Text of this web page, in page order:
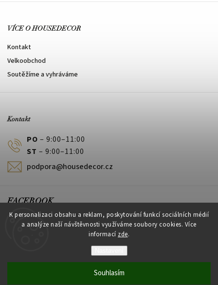
K personalizaci obsahu a reklam, poskytování funkcí sociálních médií
a analýze naší návštěvnosti využíváme soubory cookies. Více
informací zde.
Souhlasím
VÍCE O HOUSEDECOR
Kontakt
Velkoobchod
Soutěžíme a vyhráváme
Kontakt
PO – 9:00–11:00
ST – 9:00–11:00
podpora@housedecor.cz
FACEBOOK